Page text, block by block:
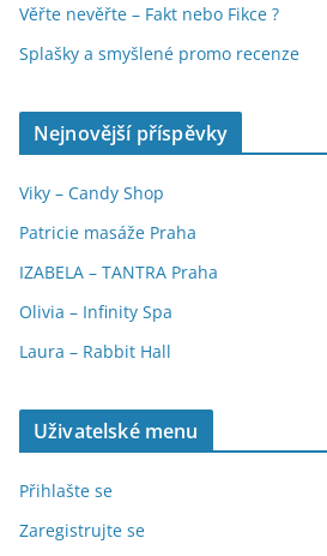
Věřte nevěřte – Fakt nebo Fikce ?
Splašky a smyšlené promo recenze
Nejnovější příspěvky
Viky – Candy Shop
Patricie masáže Praha
IZABELA – TANTRA Praha
Olivia – Infinity Spa
Laura – Rabbit Hall
Uživatelské menu
Přihlašte se
Zaregistrujte se